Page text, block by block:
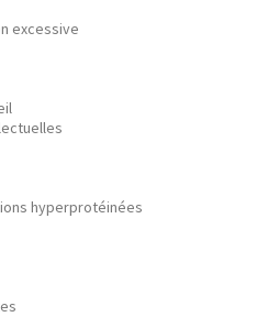
excessive
hyperprotéinées